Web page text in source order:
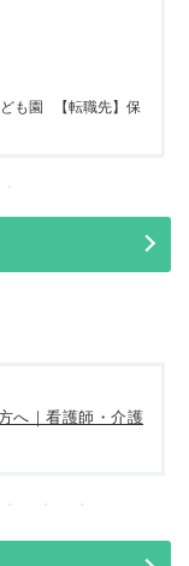
ども園 【転職先】保
へ｜看護師・介護